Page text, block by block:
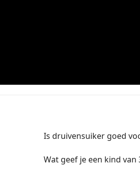
Is druivensuiker goed
Wat geef je een kind van